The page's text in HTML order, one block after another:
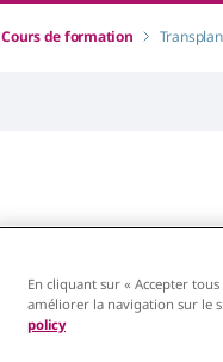
Cours de formation
Résultats pour
En cliquant sur « Accepter
améliorer la navigation sur le
policy